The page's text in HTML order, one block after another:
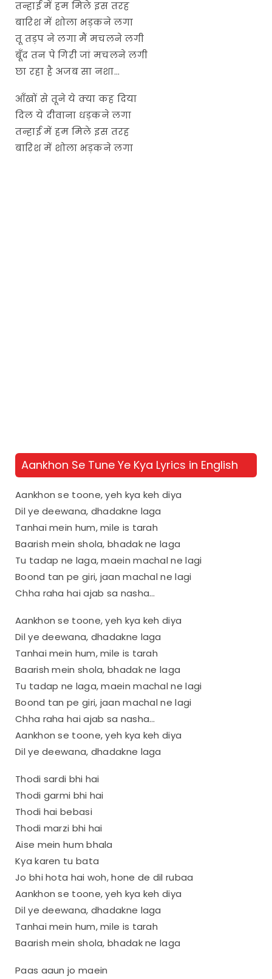
तन्हाई में हम मिले इस तरह
बारिश में शोला भड़कने लगा
तू तड़प ने लगा मैं मचलने लगी
बूँद तन पे गिरी जां मचलने लगी
छा रहा है अजब सा नशा…
आँखों से तूने ये क्या कह दिया
दिल ये दीवाना धड़कने लगा
तन्हाई में हम मिले इस तरह
बारिश में शोला भड़कने लगा
Aankhon Se Tune Ye Kya Lyrics in English
Aankhon se toone, yeh kya keh diya
Dil ye deewana, dhadakne laga
Tanhai mein hum, mile is tarah
Baarish mein shola, bhadak ne laga
Tu tadap ne laga, maein machal ne lagi
Boond tan pe giri, jaan machal ne lagi
Chha raha hai ajab sa nasha…
Aankhon se toone, yeh kya keh diya
Dil ye deewana, dhadakne laga
Tanhai mein hum, mile is tarah
Baarish mein shola, bhadak ne laga
Tu tadap ne laga, maein machal ne lagi
Boond tan pe giri, jaan machal ne lagi
Chha raha hai ajab sa nasha…
Aankhon se toone, yeh kya keh diya
Dil ye deewana, dhadakne laga
Thodi sardi bhi hai
Thodi garmi bhi hai
Thodi hai bebasi
Thodi marzi bhi hai
Aise mein hum bhala
Kya karen tu bata
Jo bhi hota hai woh, hone de dil rubaa
Aankhon se toone, yeh kya keh diya
Dil ye deewana, dhadakne laga
Tanhai mein hum, mile is tarah
Baarish mein shola, bhadak ne laga
Paas aaun jo maein